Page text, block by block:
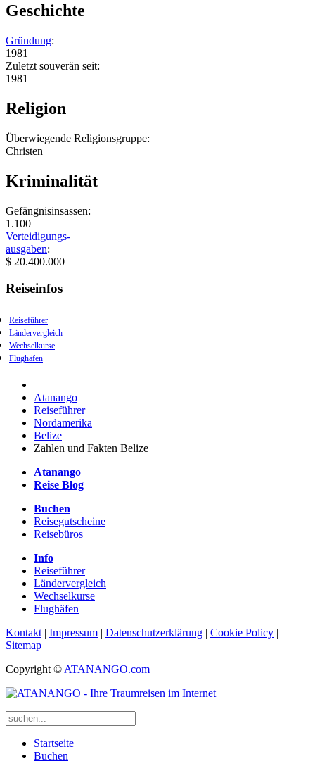
Geschichte
Gründung:
1981
Zuletzt souverän seit:
1981
Religion
Überwiegende Religionsgruppe:
Christen
Kriminalität
Gefängnisinsassen:
1.100
Verteidigungs-
ausgaben:
$ 20.400.000
Reiseinfos
Reiseführer
Ländervergleich
Wechselkurse
Flughäfen
Atanango
Reiseführer
Nordamerika
Belize
Zahlen und Fakten Belize
Atanango
Reise Blog
Buchen
Reisegutscheine
Reisebüros
Info
Reiseführer
Ländervergleich
Wechselkurse
Flughäfen
Kontakt | Impressum | Datenschutzerklärung | Cookie Policy |
Sitemap
Copyright © ATANANGO.com
Startseite
Buchen